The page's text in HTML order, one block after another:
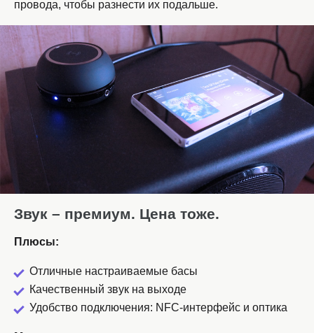
провода, чтобы разнести их подальше.
Звук – премиум. Цена тоже.
Плюсы:
Отличные настраиваемые басы
Качественный звук на выходе
Удобство подключения: NFC-интерфейс и оптика